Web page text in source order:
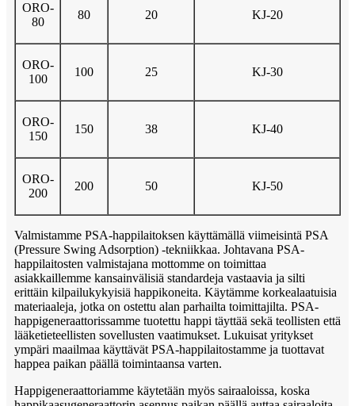
ORO-
80
80 20 KJ-20
ORO-
100
100 25 KJ-30
ORO-
150
150 38 KJ-40
ORO-
200
200 50 KJ-50
Valmistamme PSA-happilaitoksen käyttämällä viimeisintä PSA
(Pressure Swing Adsorption) -tekniikkaa. Johtavana PSA-
happilaitosten valmistajana mottomme on toimittaa
asiakkaillemme kansainvälisiä standardeja vastaavia ja silti
erittäin kilpailukykyisiä happikoneita. Käytämme korkealaatuisia
materiaaleja, jotka on ostettu alan parhailta toimittajilta. PSA-
happigeneraattorissamme tuotettu happi täyttää sekä teollisten että
lääketieteellisten sovellusten vaatimukset. Lukuisat yritykset
ympäri maailmaa käyttävät PSA-happilaitostamme ja tuottavat
happea paikan päällä toimintaansa varten.
Happigeneraattoriamme käytetään myös sairaaloissa, koska